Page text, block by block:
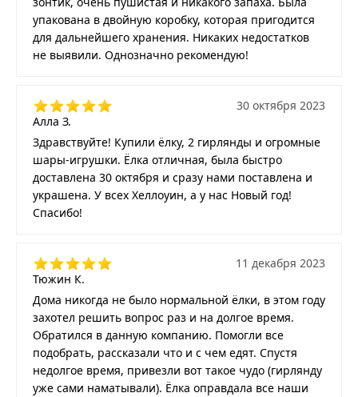
упакована в двойную коробку, которая пригодится
для дальнейшего хранения. Никаких недостатков
не выявили. Однозначно рекомендую!
Алла З.
30 октября 2023
Здравствуйте! Купили ёлку, 2 гирлянды и огромные
шары-игрушки. Ёлка отличная, была быстро
доставлена 30 октября и сразу нами поставлена и
украшена. У всех Хеллоуин, а у нас Новый год!
Спасибо!
Тюжин К.
11 декабря 2023
Дома никогда не было нормальной ёлки, в этом году
захотел решить вопрос раз и на долгое время.
Обратился в данную компанию. Помогли все
подобрать, рассказали что и с чем едят. Спустя
недолгое время, привезли вот такое чудо (гирлянду
уже сами наматывали). Ёлка оправдала все наши